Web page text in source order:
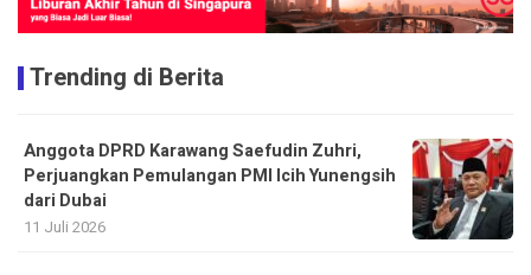
Trending di Berita
Anggota DPRD Karawang Saefudin Zuhri,
Perjuangkan Pemulangan PMI Icih Yunengsih
dari Dubai
11 Juli 2026